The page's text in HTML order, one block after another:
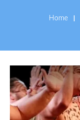
Home I